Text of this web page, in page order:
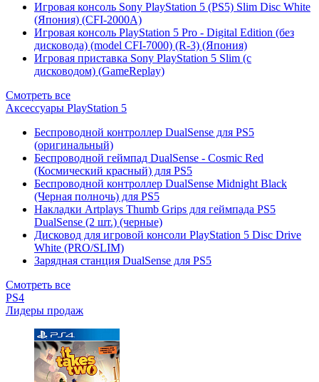
Игровая консоль Sony PlayStation 5 (PS5) Slim Disc White
(Япония) (CFI-2000A)
Игровая консоль PlayStation 5 Pro - Digital Edition (без
дисковода) (model CFI-7000) (R-3) (Япония)
Игровая приставка Sony PlayStation 5 Slim (с
дисководом) (GameReplay)
Смотреть все
Аксессуары PlayStation 5
Беспроводной контроллер DualSense для PS5
(оригинальный)
Беспроводной геймпад DualSense - Cosmic Red
(Космический красный) для PS5
Беспроводной контроллер DualSense Midnight Black
(Черная полночь) для PS5
Накладки Artplays Thumb Grips для геймпада PS5
DualSense (2 шт.) (черные)
Дисковод для игровой консоли PlayStation 5 Disc Drive
White (PRO/SLIM)
Зарядная станция DualSense для PS5
Смотреть все
PS4
Лидеры продаж